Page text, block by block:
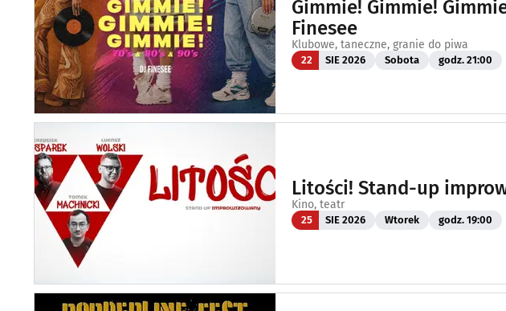
Gimmie! Gimmie!
Finesee
Klubowe, taneczne, granie do piwa
22 SIE 2026 Sobota godz. 21:00
Litości! Stand-up
Kino, teatr
25 SIE 2026 Wtorek godz. 19:00